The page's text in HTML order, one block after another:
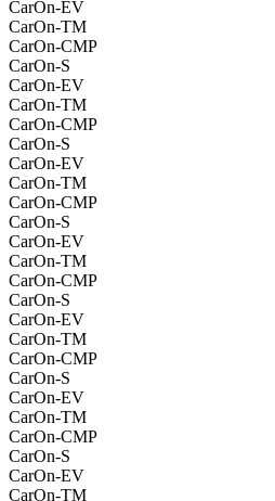
CarOn-EV
CarOn-TM
CarOn-CMP
CarOn-S
CarOn-EV
CarOn-TM
CarOn-CMP
CarOn-S
CarOn-EV
CarOn-TM
CarOn-CMP
CarOn-S
CarOn-EV
CarOn-TM
CarOn-CMP
CarOn-S
CarOn-EV
CarOn-TM
CarOn-CMP
CarOn-S
CarOn-EV
CarOn-TM
CarOn-CMP
CarOn-S
CarOn-EV
CarOn-TM